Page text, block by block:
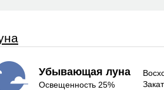
Убывающая луна
Освещенность 25%